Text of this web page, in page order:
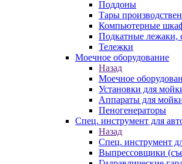
Поддоны
Тары
Компьютерные
Подкатные лежаки,
Тележки
Моечное оборудование
Назад
Моечное
Установки для
Аппараты для
Пеногенераторы
Спец. инструмент для
Назад
Спец. инструмент
Выпрессовщики